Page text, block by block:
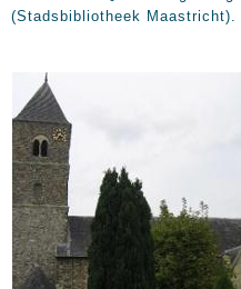
(Stadsbibliotheek Maastricht).